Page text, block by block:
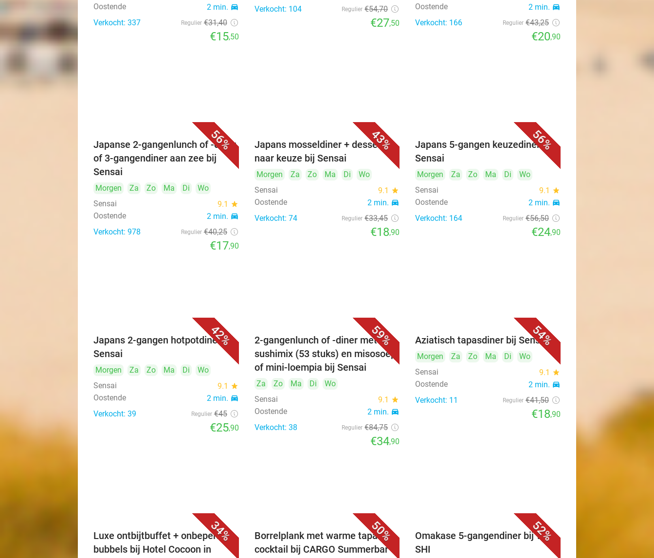
Oostende 2 min. directions_car
Verkocht: 337 Regulier €31,40
€15,50
Verkocht: 104 Regulier €54,70
€27,50
Oostende 2 min. directions_car
Verkocht: 166 Regulier €43,25
€20,90
56%
Japanse 2-gangenlunch of -diner
of 3-gangendiner aan zee bij
Sensai
Morgen Za Zo Ma Di
Wo
Sensai
9.1 star
Oostende 2 min. directions_car
Verkocht: 978 Regulier €40,25
€17,90
43%
Japans mosseldiner + dessert
naar keuze bij Sensai
Morgen Za Zo Ma Di
Wo
Sensai
9.1 star
Oostende 2 min. directions_car
Verkocht: 74 Regulier €33,45
€18,90
56%
Japans 5-gangen keuzediner bij
Sensai
Morgen Za Zo Ma Di
Wo
Sensai
9.1 star
Oostende 2 min. directions_car
Verkocht: 164 Regulier €56,50
€24,90
42%
Japans 2-gangen hotpotdiner bij
Sensai
Morgen Za Zo Ma Di
Wo
Sensai
9.1 star
Oostende 2 min. directions_car
Verkocht: 39 Regulier €45
€25,90
59%
2-gangenlunch of -diner met
sushimix (53 stuks) en misosoep
of mini-loempia bij Sensai
Za Zo Ma Di
Wo
Sensai
9.1 star
Oostende 2 min. directions_car
Verkocht: 38 Regulier €84,75
€34,90
54%
Aziatisch tapasdiner bij Sensai
Morgen Za Zo Ma Di
Wo
Sensai
9.1 star
Oostende 2 min. directions_car
Verkocht: 11 Regulier €41,50
€18,90
34%
Luxe ontbijtbuffet + onbeperkt
bubbels bij Hotel Cocoon in
50%
Borrelplank met warme tapas +
cocktail bij CARGO Summerbar
52%
Omakase 5-gangendiner bij WU-
SHI